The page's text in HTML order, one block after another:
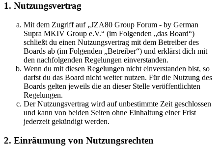
1. Nutzungsvertrag
Mit dem Zugriff auf „JZA80 Group Forum - by German
Supra MKIV Group e.V.“ (im Folgenden „das Board“)
schließt du einen Nutzungsvertrag mit dem Betreiber des
Boards ab (im Folgenden „Betreiber“) und erklärst dich mit
den nachfolgenden Regelungen einverstanden.
Wenn du mit diesen Regelungen nicht einverstanden bist, so
darfst du das Board nicht weiter nutzen. Für die Nutzung des
Boards gelten jeweils die an dieser Stelle veröffentlichten
Regelungen.
Der Nutzungsvertrag wird auf unbestimmte Zeit geschlossen
und kann von beiden Seiten ohne Einhaltung einer Frist
jederzeit gekündigt werden.
2. Einräumung von Nutzungsrechten